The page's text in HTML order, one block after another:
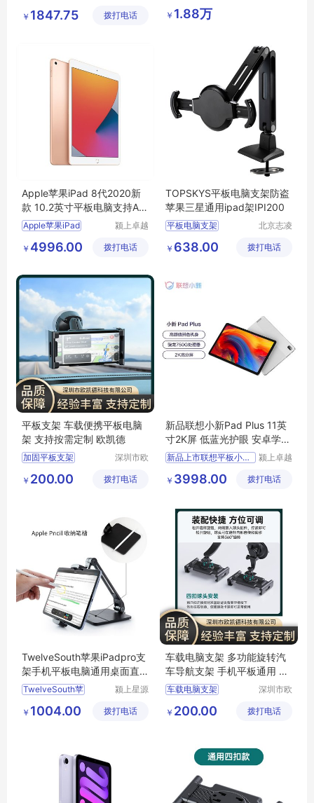
电视机
限公司
￥ 1847.75 拨打电话 ￥ 1.88万
Apple苹果iPad 8代2020新
款 10.2英寸平板电脑支持Ap
ple pencil
Apple苹果iPad
颍上卓越
有限公司
￥ 4996.00 拨打电话
TOPSKYS平板电脑支架防盗
苹果三星通用ipad架IPI200
平板电脑支架
苹果IPAD支架
北京志凌
限公司
￥ 638.00 拨打电话
平板支架 车载便携平板电脑
架 支持按需定制 欧凯德
加固平板支架
三防平板支架
深圳市欧
有限公司
￥ 200.00 拨打电话
新品联想小新Pad Plus 11英
寸2K屏 低蓝光护眼 安卓学习
办公影音平板
新品上市联想平板小新Pa
颍上卓越
有限公司
￥ 3998.00 拨打电话
TwelveSouth苹果iPadpro支
架手机平板电脑通用桌面直
播懒人支撑架
TwelveSouth苹
颍上星源
有限公司
￥ 1004.00 拨打电话
车载电脑支架 多功能旋转汽
车导航支架 手机平板通用 欧
凯德
车载电脑支架
三防平板支架
深圳市欧
有限公司
￥ 200.00 拨打电话